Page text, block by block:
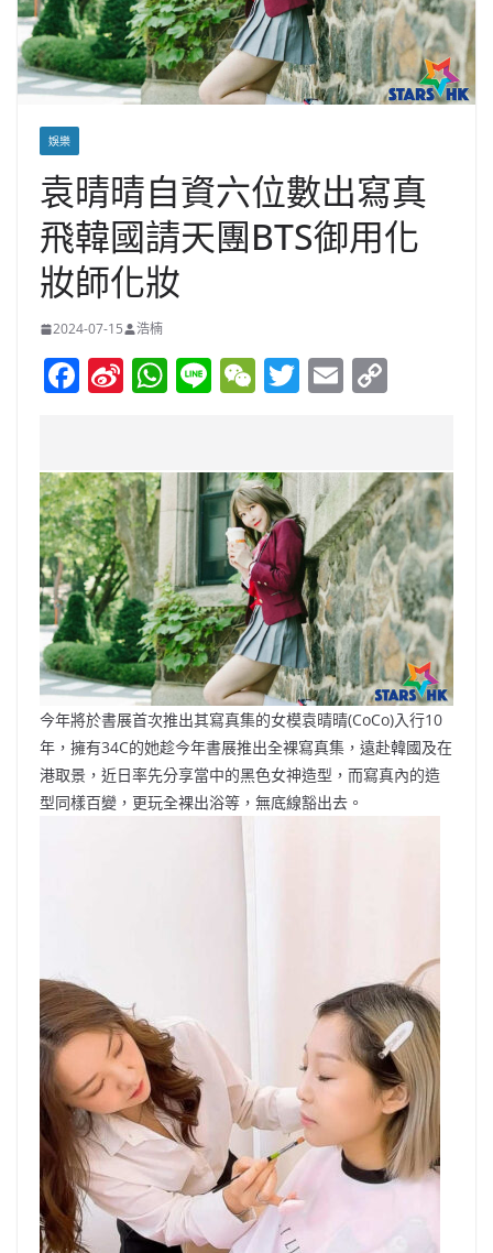
娛樂
袁晴晴自資六位數出寫真
飛韓國請天團BTS御用化
妝師化妝
2024-07-15 浩楠
F
e
b
o
o
k
Si
W
ei
b
o
W
s
A
p
p
Li W
h
at
T
er
E
l y
Li
n
k
今年將於書展首次推出其寫真集的女模袁晴晴(CoCo)入行10
年，擁有34C的她趁今年書展推出全裸寫真集，遠赴韓國及在
港取景，近日率先分享當中的黑色女神造型，而寫真內的造
型同樣百變，更玩全裸出浴等，無底線豁出去。